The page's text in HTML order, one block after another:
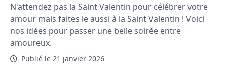
N'attendez pas la Saint Valentin pour célébrer votre
amour mais faites le aussi à la Saint Valentin ! Voici
nos idées pour passer une belle soirée entre
amoureux.
Publié le 21 janvier 2026